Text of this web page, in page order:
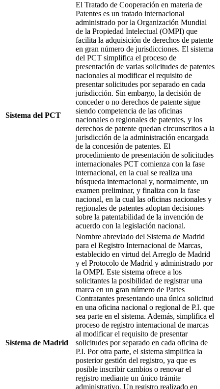
Sistema del PCT
El Tratado de Cooperación en materia de
Patentes es un tratado internacional
administrado por la Organización Mundial
de la Propiedad Intelectual (OMPI) que
facilita la adquisición de derechos de patente
en gran número de jurisdicciones. El sistema
del PCT simplifica el proceso de
presentación de varias solicitudes de patentes
nacionales al modificar el requisito de
presentar solicitudes por separado en cada
jurisdicción. Sin embargo, la decisión de
conceder o no derechos de patente sigue
siendo competencia de las oficinas
nacionales o regionales de patentes, y los
derechos de patente quedan circunscritos a la
jurisdicción de la administración encargada
de la concesión de patentes. El
procedimiento de presentación de solicitudes
internacionales PCT comienza con la fase
internacional, en la cual se realiza una
búsqueda internacional y, normalmente, un
examen preliminar, y finaliza con la fase
nacional, en la cual las oficinas nacionales y
regionales de patentes adoptan decisiones
sobre la patentabilidad de la invención de
acuerdo con la legislación nacional.
Sistema de Madrid
Nombre abreviado del Sistema de Madrid
para el Registro Internacional de Marcas,
establecido en virtud del Arreglo de Madrid
y el Protocolo de Madrid y administrado por
la OMPI. Este sistema ofrece a los
solicitantes la posibilidad de registrar una
marca en un gran número de Partes
Contratantes presentando una única solicitud
en una oficina nacional o regional de P.I. que
sea parte en el sistema. Además, simplifica el
proceso de registro internacional de marcas
al modificar el requisito de presentar
solicitudes por separado en cada oficina de
P.I. Por otra parte, el sistema simplifica la
posterior gestión del registro, ya que es
posible inscribir cambios o renovar el
registro mediante un único trámite
administrativo. Un registro realizado en